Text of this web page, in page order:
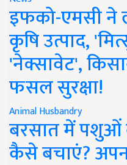
इफको-एमसी ने
कृषि उत्पाद,
'नेक्सावेट',
फसल सुरक्षा!
Animal Husbandry
बरसात में पशुओं
कैसे बचाएं?